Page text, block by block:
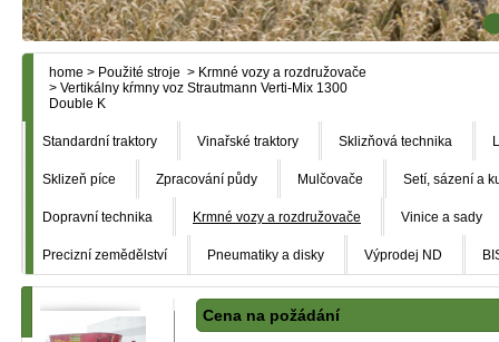
home > Použité stroje > Krmné vozy a rozdružovače
> Vertikálny kŕmny voz Strautmann Verti-Mix 1300
Double K
Standardní traktory Vinařské traktory Sklizňová technika
Sklizeň píce Zpracování půdy Mulčovače Setí, sázení a
Dopravní technika Krmné vozy a rozdružovače Vinice a sady
Precizní zemědělství Pneumatiky a disky Výprodej ND
Cena na požádání